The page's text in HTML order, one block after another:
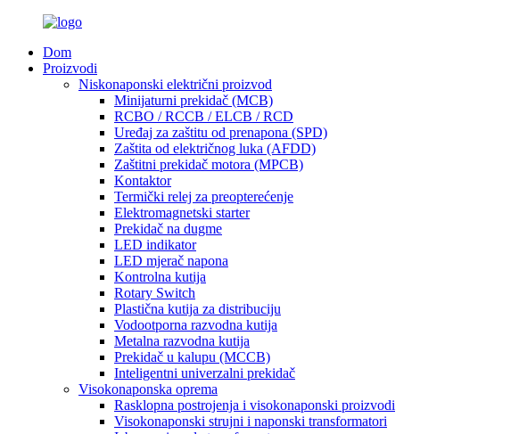
Dom
Proizvodi
Niskonaponski električni proizvod
Minijaturni prekidač (MCB)
RCBO / RCCB / ELCB / RCD
Uređaj za zaštitu od prenapona (SPD)
Zaštita od električnog luka (AFDD)
Zaštitni prekidač motora (MPCB)
Kontaktor
Termički relej za preopterećenje
Elektromagnetski starter
Prekidač na dugme
LED indikator
LED mjerač napona
Kontrolna kutija
Rotary Switch
Plastična kutija za distribuciju
Vodootporna razvodna kutija
Metalna razvodna kutija
Prekidač u kalupu (MCCB)
Inteligentni univerzalni prekidač
Visokonaponska oprema
Rasklopna postrojenja i visokonaponski proizvodi
Visokonaponski strujni i naponski transformatori